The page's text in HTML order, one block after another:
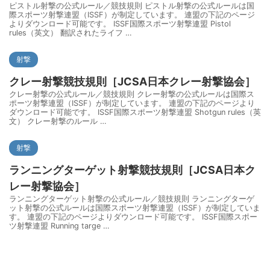
ピストル射撃の公式ルール／競技規則 ピストル射撃の公式ルールは国
際スポーツ射撃連盟（ISSF）が制定しています。 連盟の下記のページ
よりダウンロード可能です。 ISSF国際スポーツ射撃連盟 Pistol
rules（英文） 翻訳されたライフ …
射撃
クレー射撃競技規則［JCSA日本クレー射撃協会］
クレー射撃の公式ルール／競技規則 クレー射撃の公式ルールは国際ス
ポーツ射撃連盟（ISSF）が制定しています。 連盟の下記のページより
ダウンロード可能です。 ISSF国際スポーツ射撃連盟 Shotgun rules（英
文） クレー射撃のルール …
射撃
ランニングターゲット射撃競技規則［JCSA日本ク
レー射撃協会］
ランニングターゲット射撃の公式ルール／競技規則 ランニングターゲ
ット射撃の公式ルールは国際スポーツ射撃連盟（ISSF）が制定していま
す。 連盟の下記のページよりダウンロード可能です。 ISSF国際スポー
ツ射撃連盟 Running targe …